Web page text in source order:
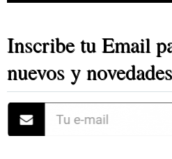
Inscribe tu Email
nuevos y